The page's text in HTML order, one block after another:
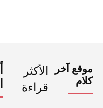
موقع آخر
كلام
الأكثر
قراءة